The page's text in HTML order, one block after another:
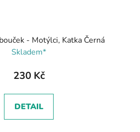
- Motýlci, Katka Černá
Skladem*
230 Kč
DETAIL